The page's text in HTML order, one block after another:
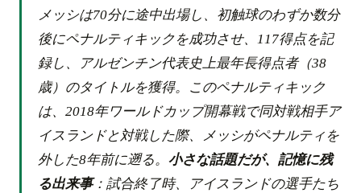
メッシは70分に途中出場し、初触球のわずか数分
後にペナルティキックを成功させ、117得点を記
録し、アルゼンチン代表史上最年長得点者（38
歳）のタイトルを獲得。このペナルティキック
は、2018年ワールドカップ開幕戦で同対戦相手ア
イスランドと対戦した際、メッシがペナルティを
外した8年前に遡る。 小さな話題だが、記憶に残
る出来事：試合終了時、アイスランドの選手たち